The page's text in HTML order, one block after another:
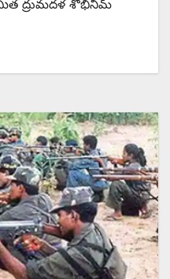
ద్రుమదళ శోభినీమ్‌